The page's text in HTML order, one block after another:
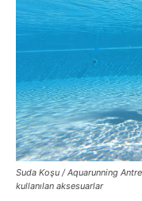
Suda Koşu / Aquarunning
kullanılan aksesuarlar